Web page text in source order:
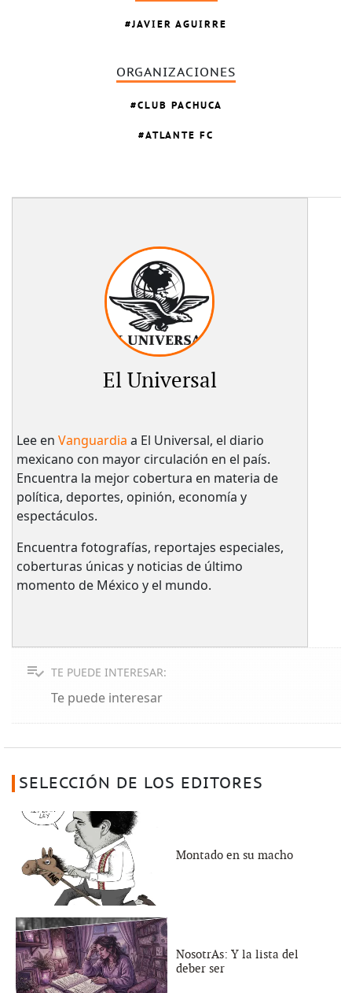
JAVIER AGUIRRE
ORGANIZACIONES
CLUB PACHUCA
ATLANTE FC
El Universal
Lee en Vanguardia a El Universal, el diario
mexicano con mayor circulación en el país.​
Encuentra la mejor cobertura en materia de
política, deportes, opinión, economía y
espectáculos.
Encuentra fotografías, reportajes especiales,
coberturas únicas y noticias de último
momento de México y el mundo.
TE PUEDE INTERESAR:
Te puede interesar
SELECCIÓN DE LOS EDITORES
Montado en su macho
NosotrAs: Y la lista del
deber ser